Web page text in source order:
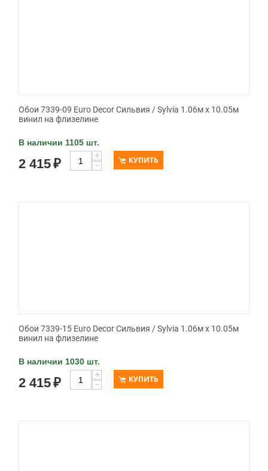
Обои 7339-09 Euro Decor Сильвия / Sylvia 1.06м x 10.05м
винил на флизелине
В наличии 1105 шт.
2 415₽
+
−
КУПИТЬ
Обои 7339-15 Euro Decor Сильвия / Sylvia 1.06м x 10.05м
винил на флизелине
В наличии 1030 шт.
2 415₽
+
−
КУПИТЬ